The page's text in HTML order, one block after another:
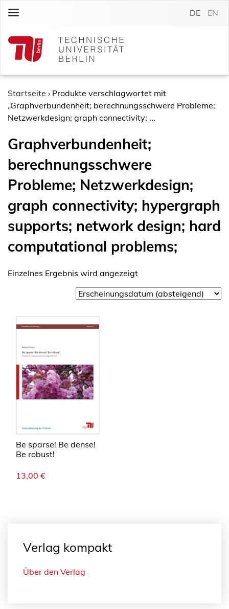
c
DE EN
Startseite › Produkte verschlagwortet mit
„Graphverbundenheit; berechnungsschwere Probleme;
Netzwerkdesign; graph connectivity; ...
Graphverbundenheit;
berechnungsschwere
Probleme; Netzwerkdesign;
graph connectivity; hypergraph
supports; network design; hard
computational problems;
Einzelnes Ergebnis wird angezeigt
Be sparse! Be dense!
Be robust!
13,00 €
Verlag kompakt
Über den Verlag